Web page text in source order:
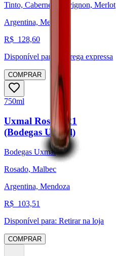
Tinto, Cabernet Sauvignon, Merlot
Argentina, Mendoza
R$ 128,60
Disponível para:
Entrega expressa
COMPRAR
750ml
Uxmal Rosé 2021
(Bodegas Uxmal)
Bodegas Uxmal
Rosado, Malbec
Argentina, Mendoza
R$ 103,51
Disponível para: Retirar na loja
COMPRAR